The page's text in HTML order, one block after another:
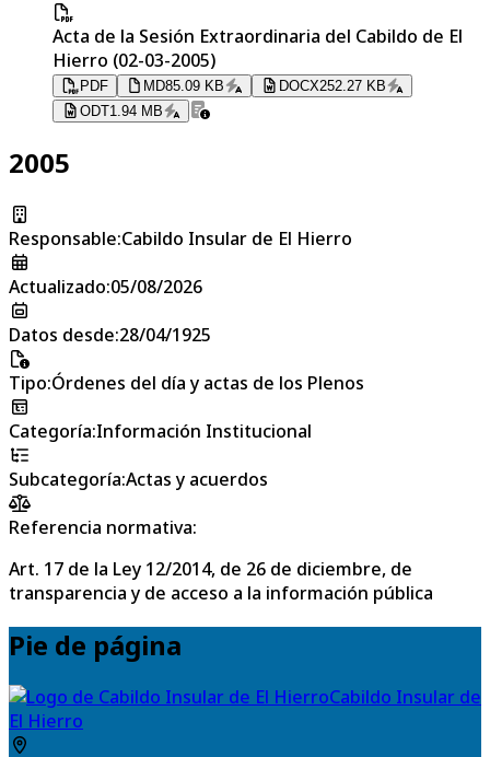
Acta de la Sesión Extraordinaria del Cabildo de El
Hierro (02-03-2005)
PDF MD85.09 KB DOCX252.27 KB
ODT1.94 MB
2005
Responsable:Cabildo Insular de El Hierro
Actualizado:05/08/2026
Datos desde:28/04/1925
Tipo:Órdenes del día y actas de los Plenos
Categoría:Información Institucional
Subcategoría:Actas y acuerdos
Referencia normativa:
Art. 17 de la Ley 12/2014, de 26 de diciembre, de
transparencia y de acceso a la información pública
Pie de página
Cabildo Insular de
El Hierro